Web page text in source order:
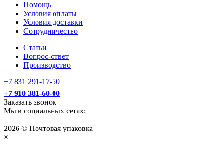
Помощь
Условия оплаты
Условия доставки
Сотрудничество
Статьи
Вопрос-ответ
Производство
+7 831 291-17-50
+7 910 381-60-00
Заказать звонок
Мы в социальных сетях:
2026 © Почтовая упаковка
×